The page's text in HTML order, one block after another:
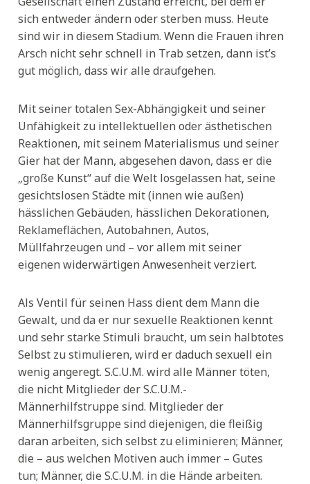
sich entweder ändern oder sterben muss. Heute
sind wir in diesem Stadium. Wenn die Frauen ihren
Arsch nicht sehr schnell in Trab setzen, dann ist’s
gut möglich, dass wir alle draufgehen.
Mit seiner totalen Sex-Abhängigkeit und seiner
Unfähigkeit zu intellektuellen oder ästhetischen
Reaktionen, mit seinem Materialismus und seiner
Gier hat der Mann, abgesehen davon, dass er die
„große Kunst“ auf die Welt losgelassen hat, seine
gesichtslosen Städte mit (innen wie außen)
hässlichen Gebäuden, hässlichen Dekorationen,
Reklameflächen, Autobahnen, Autos,
Müllfahrzeugen und – vor allem mit seiner
eigenen widerwärtigen Anwesenheit verziert.
Als Ventil für seinen Hass dient dem Mann die
Gewalt, und da er nur sexuelle Reaktionen kennt
und sehr starke Stimuli braucht, um sein halbtotes
Selbst zu stimulieren, wird er daduch sexuell ein
wenig angeregt. S.C.U.M. wird alle Männer töten,
die nicht Mitglieder der S.C.U.M.-
Männerhilfstruppe sind. Mitglieder der
Männerhilfsgruppe sind diejenigen, die fleißig
daran arbeiten, sich selbst zu eliminieren; Männer,
die – aus welchen Motiven auch immer – Gutes
tun; Männer, die S.C.U.M. in die Hände arbeiten.